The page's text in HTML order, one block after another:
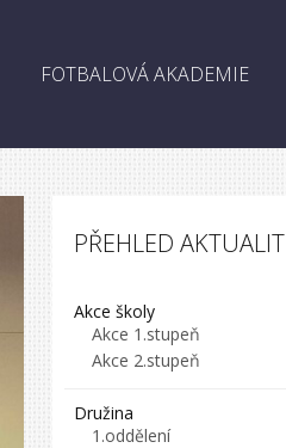
FOTBALOVÁ AKADEMIE
PŘEHLED AKTUALIT
Akce školy
Akce 1.stupeň
Akce 2.stupeň
Družina
1.oddělení